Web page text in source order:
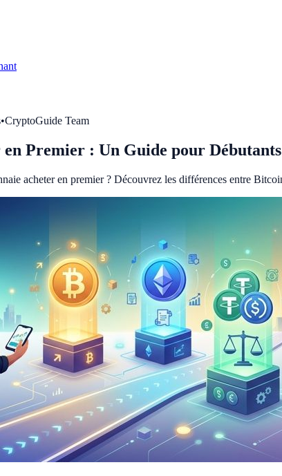
•CryptoGuide Team
Premier : Un Guide pour Débutants
acheter en premier ? Découvrez les différences entre